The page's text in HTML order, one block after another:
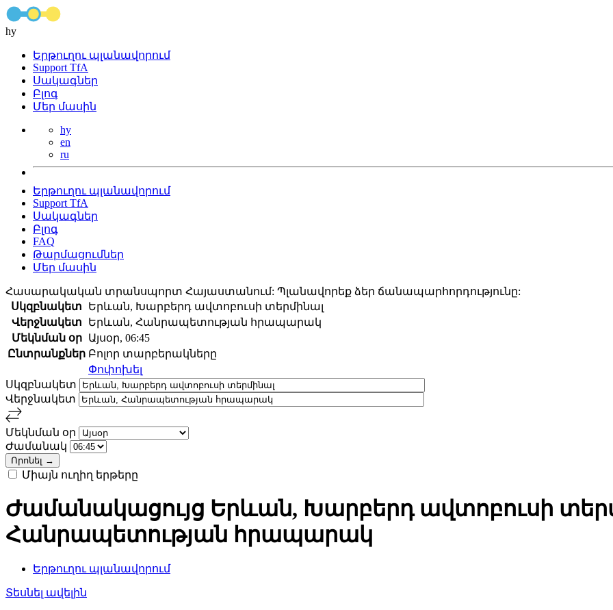
hy
Երթուղու պլանավորում
Support TfA
Սակագներ
Բլոգ
Մեր մասին
hy
en
ru
Երթուղու պլանավորում
Support TfA
Սակագներ
Բլոգ
FAQ
Թարմացումներ
Մեր մասին
Հասարակական տրանսպորտ Հայաստանում: Պլանավորեք ձեր ճանապարհորդությունը:
Սկզբնակետ
Երևան, Խարբերդ ավտոբուսի տերմինալ
Վերջնակետ
Երևան, Հանրապետության հրապարակ
Մեկնման օր
Այսօր, 06:45
Ընտրանքներ Բոլոր տարբերակները
Փոփոխել
Սկզբնակետ
Վերջնակետ
Մեկնման օր
Ժամանակ
Միայն ուղիղ երթերը
Ժամանակացույց Երևան, Խարբերդ ավտոբուսի
Հանրապետության հրապարակ
Երթուղու պլանավորում
Տեսնել ավելին